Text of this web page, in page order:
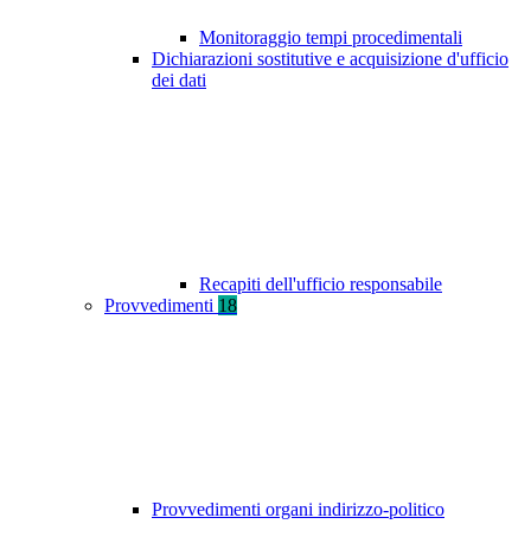
Monitoraggio tempi procedimentali
Dichiarazioni sostitutive e acquisizione d'ufficio
dei dati
Recapiti dell'ufficio responsabile
Provvedimenti 18
Provvedimenti organi indirizzo-politico